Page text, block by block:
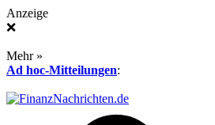
Anzeige
❌
Mehr »
Ad hoc-Mitteilungen: